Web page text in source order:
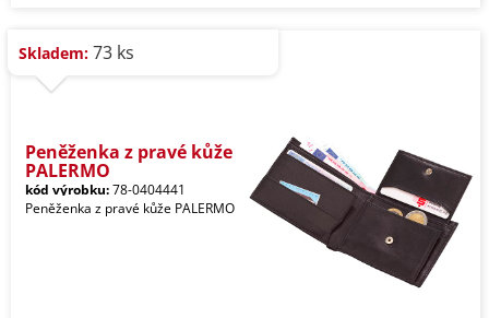
Skladem: 73 ks
Peněženka z pravé kůže
PALERMO
kód výrobku:78-0404441
Peněženka z pravé kůže PALERMO